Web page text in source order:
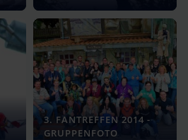
3. FANTREFFEN 2014 -
GRUPPENFOTO